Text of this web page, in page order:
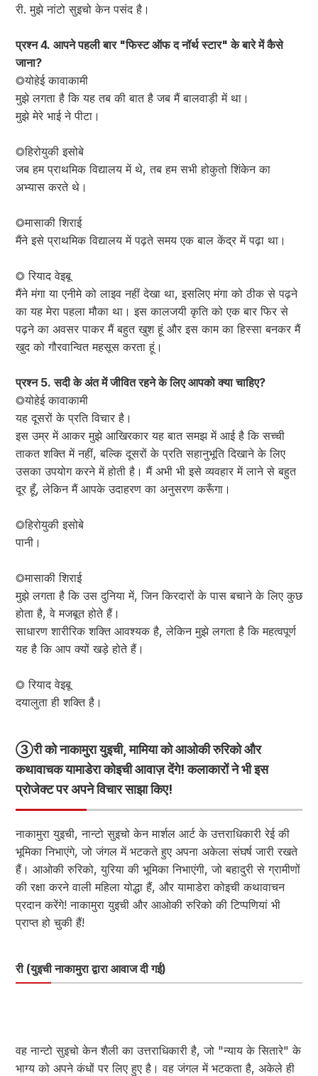
री. मुझे नांटो सुइचो केन पसंद है।
प्रश्न 4. आपने पहली बार "फिस्ट ऑफ द नॉर्थ स्टार" के बारे में कैसे
जाना?
◎योहेई कावाकामी
मुझे लगता है कि यह तब की बात है जब मैं बालवाड़ी में था।
मुझे मेरे भाई ने पीटा।
◎हिरोयुकी इसोबे
जब हम प्राथमिक विद्यालय में थे, तब हम सभी होकुतो शिंकेन का
अभ्यास करते थे।
◎मासाकी शिराई
मैंने इसे प्राथमिक विद्यालय में पढ़ते समय एक बाल केंद्र में पढ़ा था।
◎ रियाद वेइबू
मैंने मंगा या एनीमे को लाइव नहीं देखा था, इसलिए मंगा को ठीक से पढ़ने
का यह मेरा पहला मौका था। इस कालजयी कृति को एक बार फिर से
पढ़ने का अवसर पाकर मैं बहुत खुश हूं और इस काम का हिस्सा बनकर मैं
खुद को गौरवान्वित महसूस करता हूं।
प्रश्न 5. सदी के अंत में जीवित रहने के लिए आपको क्या चाहिए?
◎योहेई कावाकामी
यह दूसरों के प्रति विचार है।
इस उम्र में आकर मुझे आखिरकार यह बात समझ में आई है कि सच्ची
ताकत शक्ति में नहीं, बल्कि दूसरों के प्रति सहानुभूति दिखाने के लिए
उसका उपयोग करने में होती है। मैं अभी भी इसे व्यवहार में लाने से बहुत
दूर हूँ, लेकिन मैं आपके उदाहरण का अनुसरण करूँगा।
◎हिरोयुकी इसोबे
पानी।
◎मासाकी शिराई
मुझे लगता है कि उस दुनिया में, जिन किरदारों के पास बचाने के लिए कुछ
होता है, वे मजबूत होते हैं।
साधारण शारीरिक शक्ति आवश्यक है, लेकिन मुझे लगता है कि महत्वपूर्ण
यह है कि आप क्यों खड़े होते हैं।
◎ रियाद वेइबू
दयालुता ही शक्ति है।
③री को नाकामुरा युइची, मामिया को आओकी रुरिको और
कथावाचक यामाडेरा कोइची आवाज़ देंगे! कलाकारों ने भी इस
प्रोजेक्ट पर अपने विचार साझा किए!
नाकामुरा युइची, नान्टो सुइचो केन मार्शल आर्ट के उत्तराधिकारी रेई की
भूमिका निभाएंगे, जो जंगल में भटकते हुए अपना अकेला संघर्ष जारी रखते
हैं। आओकी रुरिको, युरिया की भूमिका निभाएंगी, जो बहादुरी से ग्रामीणों
की रक्षा करने वाली महिला योद्धा हैं, और यामाडेरा कोइची कथावाचन
प्रदान करेंगे! नाकामुरा युइची और आओकी रुरिको की टिप्पणियां भी
प्राप्त हो चुकी हैं!
री (युइची नाकामुरा द्वारा आवाज दी गई)
वह नान्टो सुइचो केन शैली का उत्तराधिकारी है, जो "न्याय के सितारे" के
भाग्य को अपने कंधों पर लिए हुए है। वह जंगल में भटकता है, अकेले ही